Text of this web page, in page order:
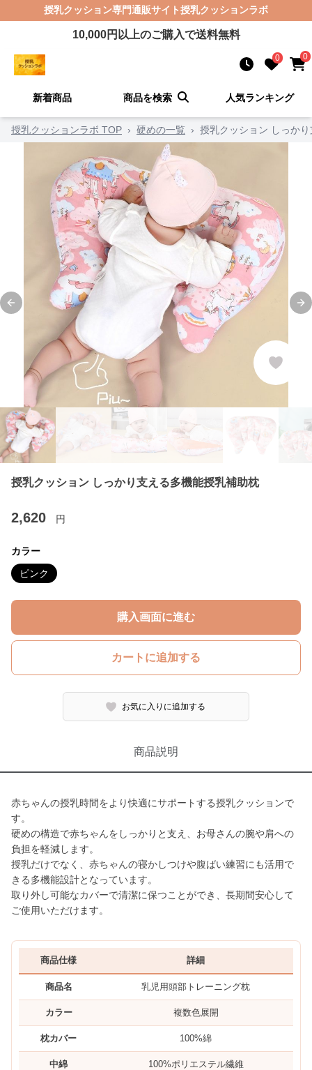
授乳クッション専門通販サイト授乳クッションラボ
10,000円以上のご購入で送料無料
0 0
新着商品 商品を検索 人気ランキング
授乳クッションラボ TOP › 硬めの一覧 › 授乳クッション しっか
Previous slide
授乳クッション しっかり支える多機能授乳補助枕
2,620 円
カラー
ピンク
購入画面に進む
カートに追加する
お気に入りに追加する
商品説明
赤ちゃんの授乳時間をより快適にサポートする授乳クッションで
す。
硬めの構造で赤ちゃんをしっかりと支え、お母さんの腕や肩への
負担を軽減します。
授乳だけでなく、赤ちゃんの寝かしつけや腹ばい練習にも活用で
きる多機能設計となっています。
取り外し可能なカバーで清潔に保つことができ、長期間安心して
ご使用いただけます。
商品仕様 詳細
商品名 乳児用頭部トレーニング枕
カラー 複数色展開
枕カバー 100%綿
中綿 100%ポリエステル繊維